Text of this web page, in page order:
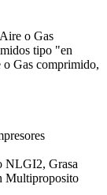
o Gas
tipo "en
Gas comprimido,
NLGI2, Grasa
Multiproposito